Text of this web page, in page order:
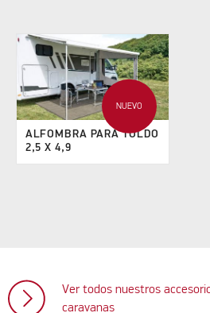
NUEVO
ALFOMBRA PARA TOLDO
2,5 X 4,9
Ver todos nuestros
caravanas